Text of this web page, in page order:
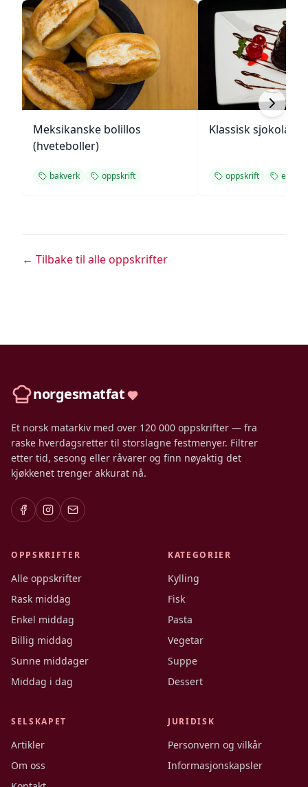
Meksikanske bolillos
(hveteboller)
bakverk oppskrift
Klassisk
oppskrift enkel
← Tilbake til alle oppskrifter
norgesmatfat
Et norsk matarkiv med over 120 000 oppskrifter — fra
raske hverdagsretter til storslagne festmenyer. Filtrer
etter tid, sesong eller råvarer og finn nøyaktig det
kjøkkenet trenger akkurat nå.
OPPSKRIFTER
Alle oppskrifter
Rask middag
Enkel middag
Billig middag
Sunne middager
Middag i dag
KATEGORIER
Kylling
Fisk
Pasta
Vegetar
Suppe
Dessert
SELSKAPET
Artikler
Om oss
JURIDISK
Personvern og vilkår
Informasjonskapsler